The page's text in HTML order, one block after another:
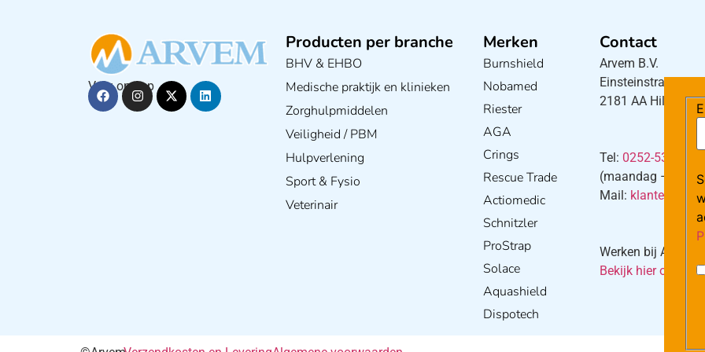
Volg ons op
Producten per branche
BHV & EHBO
Medische praktijk en klinieken
Zorghulpmiddelen
Veiligheid / PBM
Hulpverlening
Sport & Fysio
Veterinair
Merken
Burnshield
Nobamed
Riester
AGA
Crings
Rescue Trade
Actiomedic
Schnitzler
ProStrap
Solace
Aquashield
Dispotech
Contact
Arvem B.V.
Einsteinstraat 5
2181 AA Hillegom
Tel: 0252-533256
(maandag –
Mail:
Werken bij Arvem?
Bekijk hier onze